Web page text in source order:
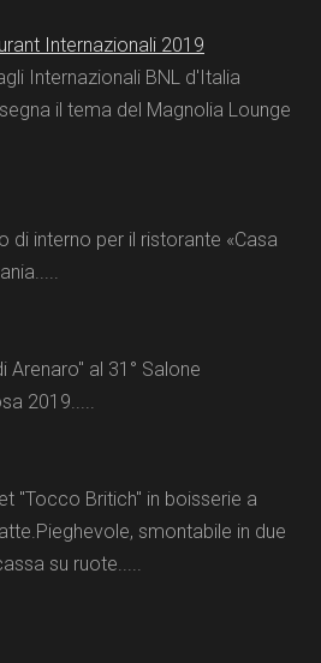
Internazionali 2019
Internazionali BNL d'Italia
il tema del Magnolia Lounge
di interno per il ristorante «Casa
Arenaro" al 31° Salone
2019.....
"Tocco Britich" in boisserie a
smontabile in due
su ruote.....